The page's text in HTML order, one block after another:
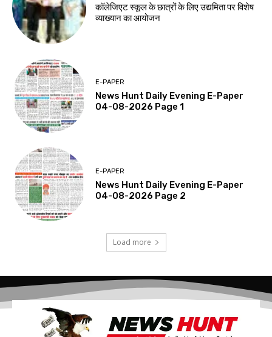
कॉलेजिएट स्कूल के छात्रों के लिए उद्यमिता पर विशेष
व्याख्यान का आयोजन
E-PAPER
News Hunt Daily Evening E-Paper
04-08-2026 Page 1
E-PAPER
News Hunt Daily Evening E-Paper
04-08-2026 Page 2
Load more